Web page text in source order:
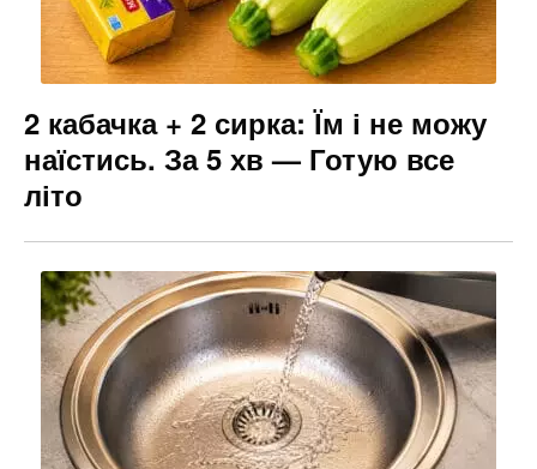
2 кабачка + 2 сирка: Їм і не можу
наїстись. За 5 хв — Готую все
літо